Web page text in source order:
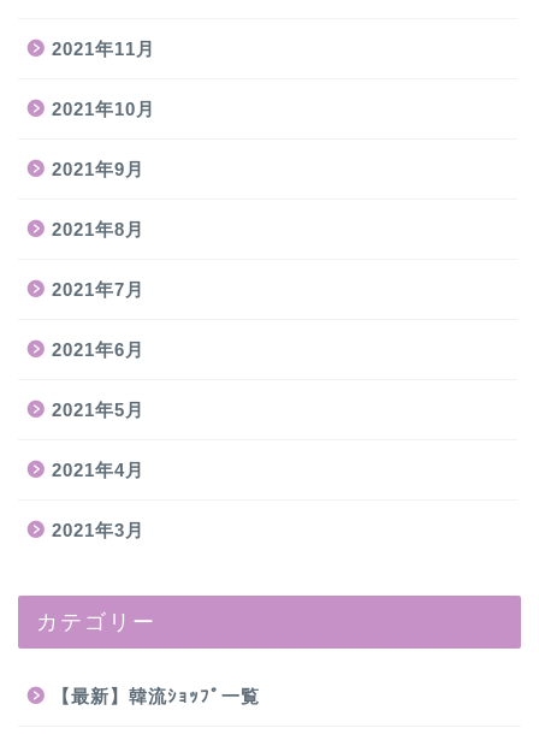
2021年11月
2021年10月
2021年9月
2021年8月
2021年7月
2021年6月
2021年5月
2021年4月
2021年3月
カテゴリー
【最新】韓流ｼｮｯﾌﾟ一覧